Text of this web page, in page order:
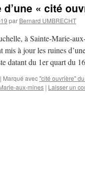
d’une « cité
par Bernard UMBRECHT
à Sainte-Marie-
mis à jour les ruines
datant du 1er quart du
| Marqué avec"cité ouvrière"
aux-mines | Laisser un